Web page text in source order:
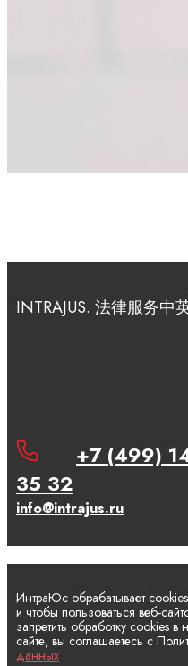
INTRAJUS. ​法律服务中
+7 (499)
35 32
info@intrajus.ru
ИнтраЮс обрабатывает
и чтобы пользоваться веб-
запретить обработку cookies
сайте, вы соглашаетесь с
данных